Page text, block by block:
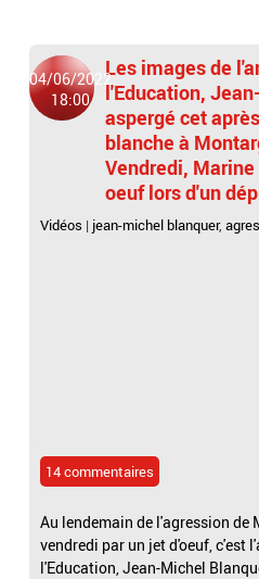
04/06/2022
18:00
Les images de
l'Education,
aspergé cet
blanche à
Vendredi,
oeuf lors d'un
Vidéos | jean-michel blanquer,
14 commentaires
Au lendemain de l'agression de
vendredi par un jet d'oeuf, c'est
l'Education, Jean-Michel